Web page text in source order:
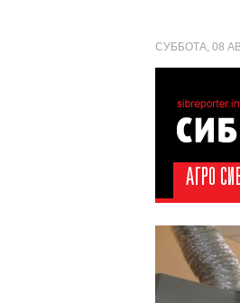
СУББОТА, 08